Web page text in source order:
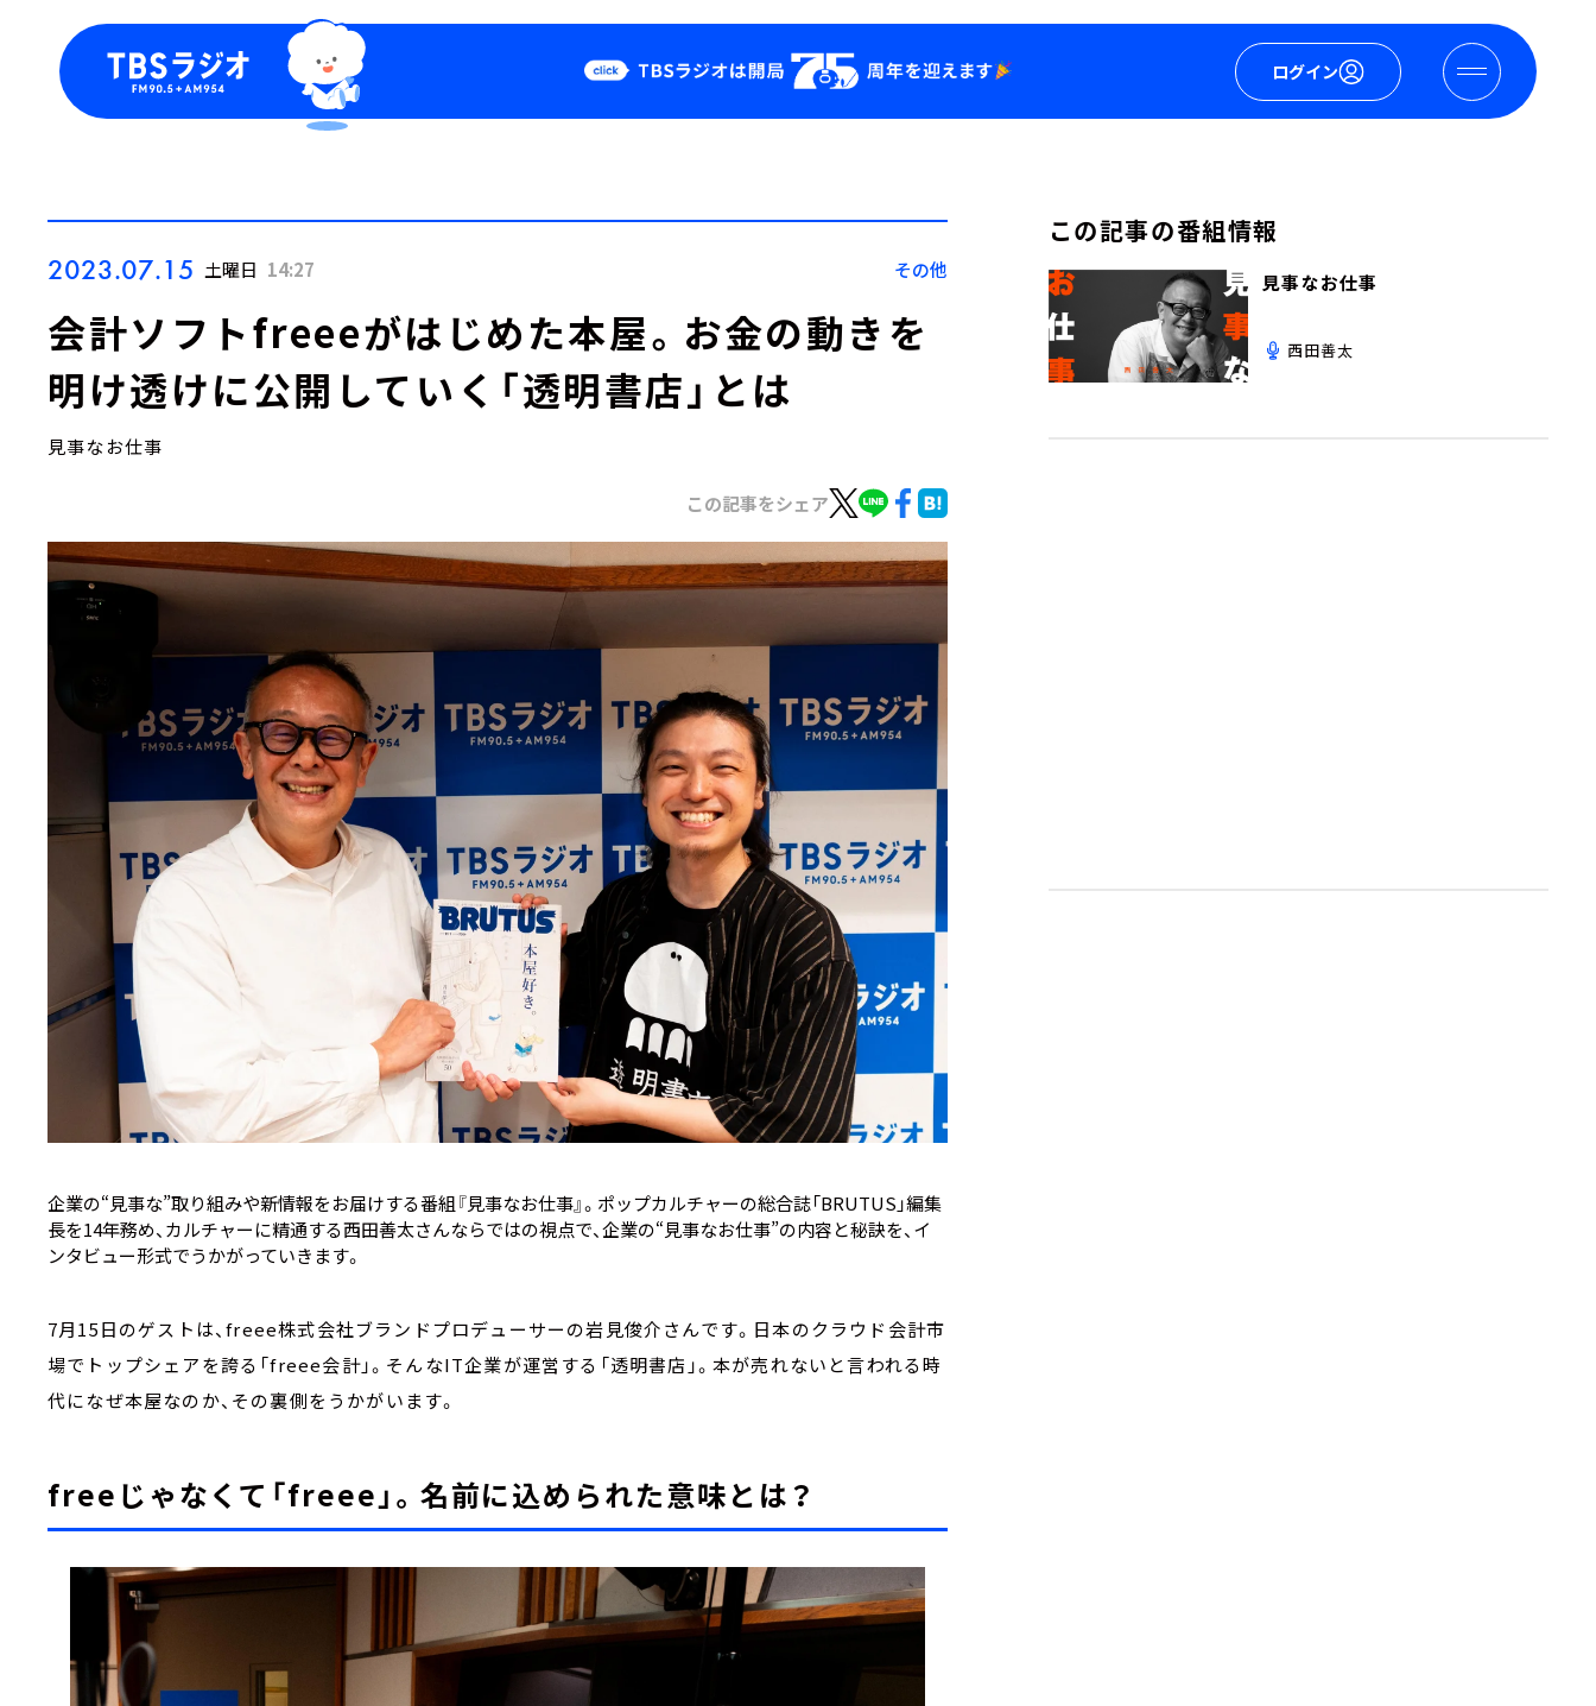
ログイン
Podcast
YouTube
2023.07.15 土曜日 14:27 その他
会計ソフトfreeeがはじめた本屋。お金の動きを
明け透けに公開していく「透明書店」とは
見事なお仕事
この記事をシェア
企業の“見事な”取り組みや新情報をお届けする番組『見事なお仕事』。ポップカルチャーの総合誌「BRUTUS」編集
長を14年務め、カルチャーに精通する西田善太さんならではの視点で、企業の“見事なお仕事”の内容と秘訣を、イ
ンタビュー形式でうかがっていきます。
7月15日のゲストは、freee株式会社ブランドプロデューサーの岩見俊介さんです。日本のクラウド会計市
場でトップシェアを誇る「freee会計」。そんなIT企業が運営する「透明書店」。本が売れないと言われる時
代になぜ本屋なのか、その裏側をうかがいます。
freeじゃなくて「freee」。名前に込められた意味とは？
この記事の番組情報
見事なお仕事
西田善太